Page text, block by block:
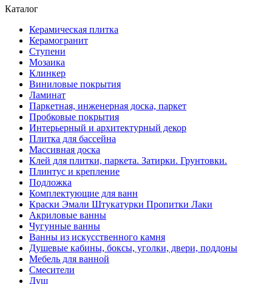
Каталог
Керамическая плитка
Керамогранит
Ступени
Мозаика
Клинкер
Виниловые покрытия
Ламинат
Паркетная, инженерная доска, паркет
Пробковые покрытия
Интерьерный и архитектурный декор
Плитка для бассейна
Массивная доска
Клей для плитки, паркета. Затирки. Грунтовки.
Плинтус и крепление
Подложка
Комплектующие для ванн
Краски Эмали Штукатурки Пропитки Лаки
Акриловые ванны
Чугунные ванны
Ванны из искусственного камня
Душевые кабины, боксы, уголки, двери, поддоны
Мебель для ванной
Смесители
Душ